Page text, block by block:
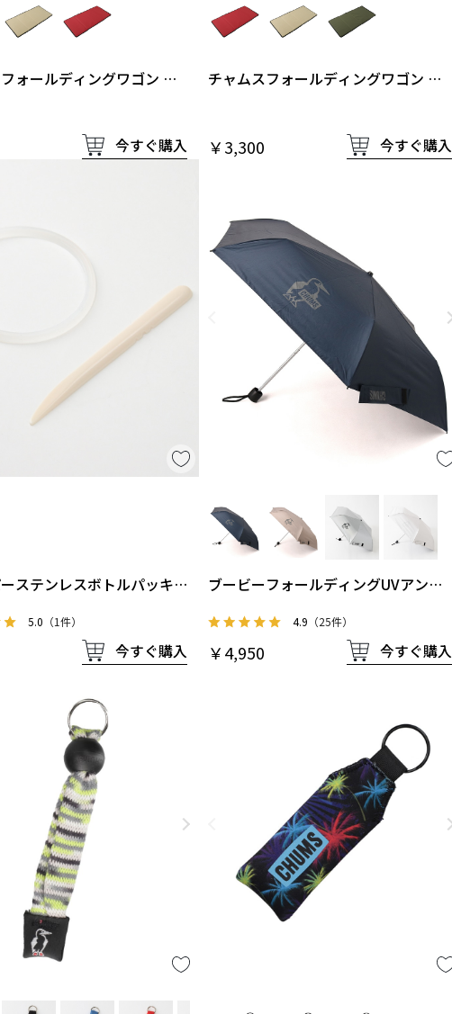
ォールディングワゴン 中
今すぐ購入
チャムスフォールディングワゴン 中
￥3,300 今すぐ購入
ステンレスボトルパッキン
5.0 （1件）
今すぐ購入
ブービーフォールディングUVアンブ
4.9 （25件）
￥4,950 今すぐ購入